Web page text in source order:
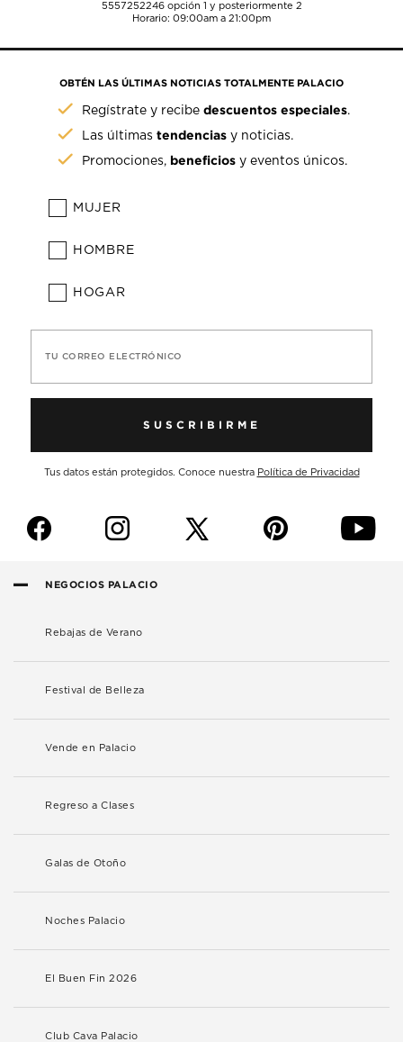
5557252246opción 1 y posteriormente 2
Horario: 09:00am a 21:00pm
OBTÉN LAS ÚLTIMAS NOTICIAS TOTALMENTE PALACIO
Regístrate y recibedescuentos especiales.
Las últimastendencias y noticias.
Promociones, beneficios y eventos únicos.
MUJER
HOMBRE
HOGAR
TU CORREO ELECTRÓNICO
SUSCRIBIRME
Tus datos están protegidos. Conoce nuestra Política de Privacidad
f i p y
NEGOCIOS PALACIO
Rebajas de Verano
Festival de Belleza
Vende en Palacio
Regreso a Clases
Galas de Otoño
Noches Palacio
El Buen Fin 2026
Club Cava Palacio